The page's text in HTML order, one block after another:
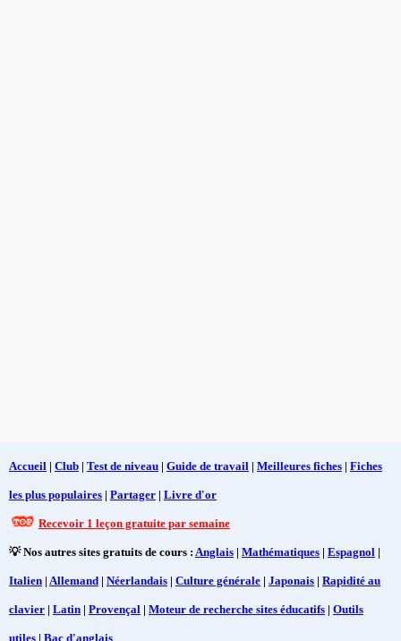
Accueil | Club | Test de niveau | Guide de travail | Meilleures fiches | Fiches
les plus populaires | Partager | Livre d'or
Recevoir 1 leçon gratuite par semaine
💡 Nos autres sites gratuits de cours : Anglais | Mathématiques | Espagnol |
Italien | Allemand | Néerlandais | Culture générale | Japonais | Rapidité au
clavier | Latin | Provençal | Moteur de recherche sites éducatifs | Outils
utiles | Bac d'anglais